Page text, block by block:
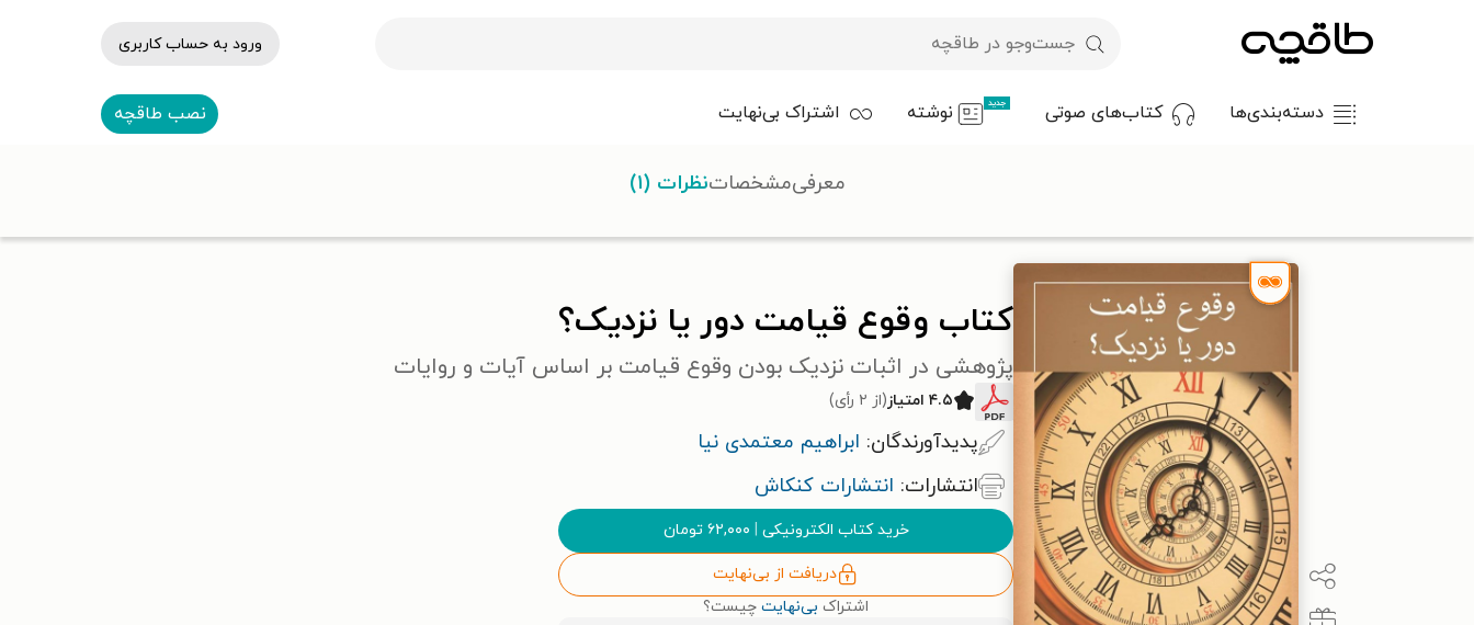
ورود به حساب کاربری
دسته‌بندی‌ها کتاب‌های صوتی جدید نوشته اشتراک بی‌نهایت نصب طاقچه
کتاب وقوع قیامت دور یا نزدیک؟
پژوهشی در اثبات نزدیک بودن وقوع قیامت بر اساس آیات و روایات
۴.۵ امتیاز (از ۲ رأی)
پدیدآورندگان: ابراهیم معتمدی نیا
انتشارات: انتشارات کنکاش
خرید کتاب الکترونیکی ۶۲,۰۰۰ تومان
دریافت از بی‌نهایت
اشتراک بی‌نهایت چیست؟
معرفیمشخصاتنظرات (۱)